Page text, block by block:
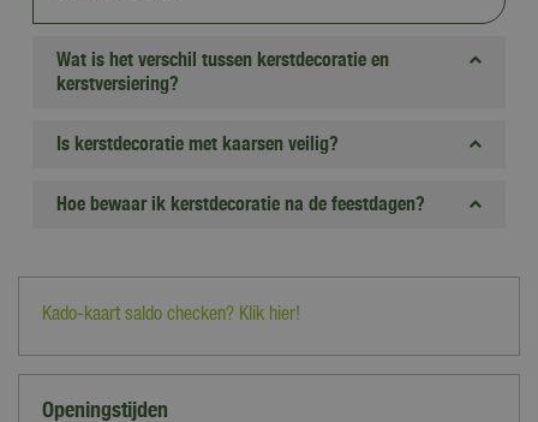
Wat is het verschil tussen kerstdecoratie en
kerstversiering?
Is kerstdecoratie met kaarsen veilig?
Hoe bewaar ik kerstdecoratie na de feestdagen?
Kado-kaart saldo checken? Klik hier!
Openingstijden